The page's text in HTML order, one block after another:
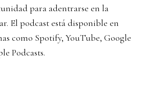
para adentrarse en la
El podcast está disponible en
como Spotify, YouTube, Google
Podcasts.